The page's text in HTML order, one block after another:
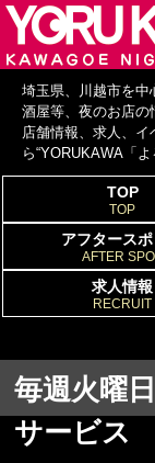
埼玉県、川越市を中
酒屋等、夜のお店の
店舗情報、求人、
ら“YORUKAWA「よ
TOP
TOP
アフタースポ
AFTER
求人情報
RECRUIT
毎週火曜
サービス